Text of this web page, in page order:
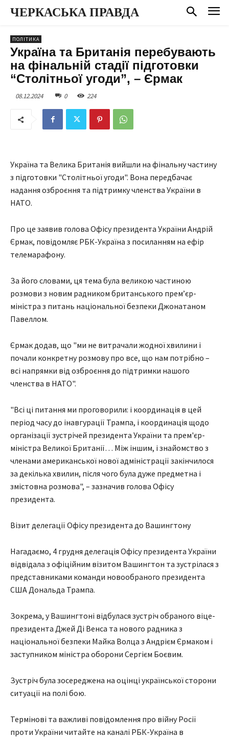
ЧЕРКАСЬКА ПРАВДА
ПОЛІТИКА
Україна та Британія перебувають
на фінальній стадії підготовки
“Столітньої угоди”, – Єрмак
08.12.2024 0 224
Україна та Велика Британія вийшли на фінальну частину
з підготовки "Столітньої угоди". Вона передбачає
надання озброєння та підтримку членства України в
НАТО.
Про це заявив голова Офісу президента України Андрій
Єрмак, повідомляє РБК-Україна з посиланням на ефір
телемарафону.
За його словами, ця тема була великою частиною
розмови з новим радником британського прем’єр-
міністра з питань національної безпеки Джонатаном
Павеллом.
Єрмак додав, що "ми не витрачали жодної хвилини і
почали конкретну розмову про все, що нам потрібно –
всі напрямки від озброєння до підтримки нашого
членства в НАТО".
"Всі ці питання ми проговорили: і координація в цей
період часу до інавгурації Трампа, і координація щодо
організації зустрічей президента України та прем'єр-
міністра Великої Британії… Між іншим, і знайомство з
членами американської нової адміністрації закінчилося
за декілька хвилин, після чого була дуже предметна і
змістовна розмова", – зазначив голова Офісу
президента.
Візит делегації Офісу президента до Вашингтону
Нагадаємо, 4 грудня делегація Офісу президента України
відвідала з офіційним візитом Вашингтон та зустрілася з
представниками команди новообраного президента
США Дональда Трампа.
Зокрема, у Вашингтоні відбулася зустріч обраного віце-
президента Джей Ді Венса та нового радника з
національної безпеки Майка Волца з Андрієм Єрмаком і
заступником міністра оборони Сергієм Боєвим.
Зустріч була зосереджена на оцінці української сторони
ситуації на полі бою.
Термінові та важливі повідомлення про війну Росії
проти України читайте на каналі РБК-Україна в